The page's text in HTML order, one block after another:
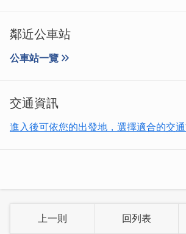
完美的搭配，微微焦脆的外皮完美鎖住肉
鄰近公車站
公車站一覽
交通資訊
進入後可依您的出發地，選擇適合的交
上一則 回列表